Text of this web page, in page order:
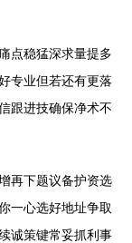
点稳猛深求量提多
专业但若还有更落
跟进技确保净术不
再下题议备护资选
一心选好地址争取
诚策键常妥抓利事